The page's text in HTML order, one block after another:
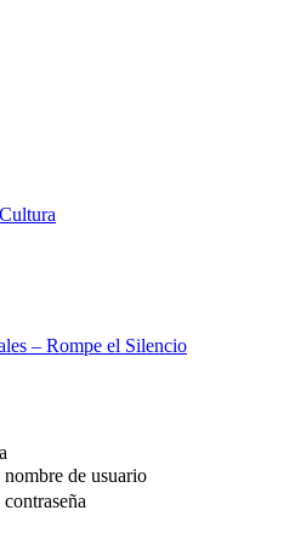
– Rompe el Silencio
nombre de usuario
contraseña